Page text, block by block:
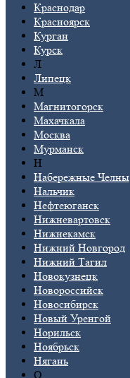
Краснодар
Красноярск
Курган
Курск
Л
Липецк
М
Магнитогорск
Махачкала
Москва
Мурманск
Н
Набережные Челны
Нальчик
Нефтеюганск
Нижневартовск
Нижнекамск
Нижний Новгород
Нижний Тагил
Новокузнецк
Новороссийск
Новосибирск
Новый Уренгой
Норильск
Ноябрьск
Нягань
О